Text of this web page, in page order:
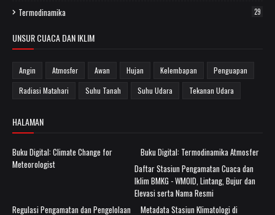
Termodinamika 29
UNSUR CUACA DAN IKLIM
Angin Atmosfer Awan Hujan Kelembapan
Penguapan
Radiasi Matahari
Suhu Tanah Suhu Udara Tekanan Udara
HALAMAN
Buku Digital: Climate Change for
Meteorologist
Buku Digital: Termodinamika Atmosfer
Daftar Stasiun Pengamatan Cuaca dan
Iklim BMKG - WMOID, Lintang, Bujur dan
Elevasi serta Nama Resmi
Metadata Stasiun Klimatologi di
Regulasi Pengamatan dan Pengelolaan